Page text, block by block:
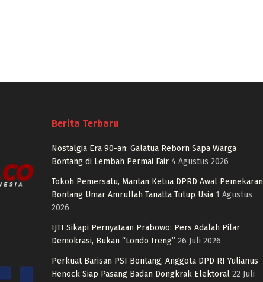
Berita Terbaru
Nostalgia Era 90-an: Galatua Reborn Sapa Warga
Bontang di Lembah Permai Fair 4 Agustus 2026
Tokoh Pemersatu, Mantan Ketua DPRD Awal Pemekaran
Bontang Umar Amrullah Tanatta Tutup Usia 1 Agustus
2026
IJTI Sikapi Pernyataan Prabowo: Pers Adalah Pilar
Demokrasi, Bukan “Londo Ireng” 26 Juli 2026
Perkuat Barisan PSI Bontang, Anggota DPD RI Yulianus
Henock Siap Pasang Badan Dongkrak Elektoral 22 Juli